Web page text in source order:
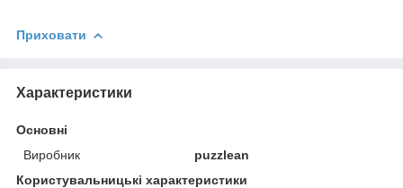
Приховати
Характеристики
Основні
Виробник
puzzlean
Користувальницькі характеристики